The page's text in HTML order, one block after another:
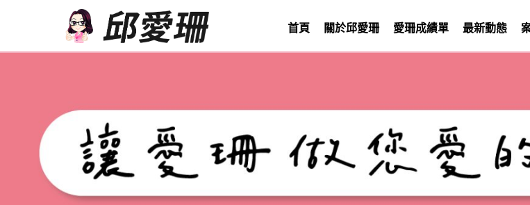
首頁 關於邱愛珊 愛珊成績單 最新動態